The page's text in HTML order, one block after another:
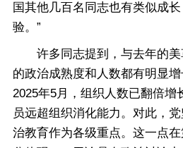
国其他几百名同志也有类似成
验。”
许多同志提到，与去年的美
的政治成熟度和人数都有明显
2025年5月，组织人数已翻倍增
员远超组织消化能力。对此，
治教育作为各级重点。这一点